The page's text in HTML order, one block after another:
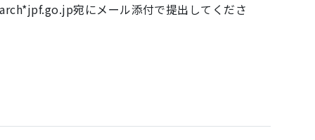
宛にメール添付で提出してくださ